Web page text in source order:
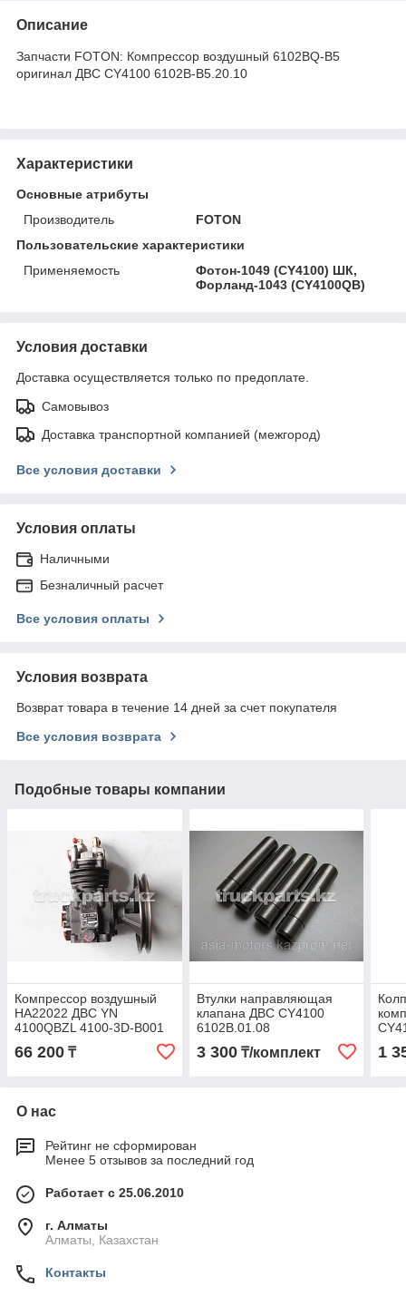
Описание
Запчасти FOTON: Компрессор воздушный 6102BQ-B5
оригинал ДВС CY4100 6102B-B5.20.10
Характеристики
Основные атрибуты
Производитель
FOTON
Пользовательские характеристики
Применяемость
Фотон-1049 (CY4100) ШК,
Форланд-1043 (CY4100QB)
Условия доставки
Доставка осуществляется только по предоплате.
Самовывоз
Доставка транспортной компанией (межгород)
Все условия доставки
Условия оплаты
Наличными
Безналичный расчет
Все условия оплаты
Условия возврата
Возврат товара в течение 14 дней за счет покупателя
Все условия возврата
Подобные товары компании
Компрессор воздушный
HA22022 ДВС YN
4100QBZL 4100-3D-B001
66 200 ₸
Втулки направляющая
клапана ДВС CY4100
6102B.01.08
3 300₸/комплект 1
О нас
Рейтинг не сформирован
Менее 5 отзывов за последний год
Работает с 25.06.2010
г. Алматы
Алматы, Казахстан
Контакты